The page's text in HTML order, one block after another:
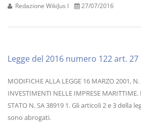
Redazione WikiJus I 27/07/2016
Legge del 2016 numero 122 art. 27
MODIFICHE ALLA LEGGE 16 MARZO 2001,
INVESTIMENTI NELLE IMPRESE MARITTIME.
STATO N. SA 38919 1. Gli articoli 2 e 3 della
sono abrogati.